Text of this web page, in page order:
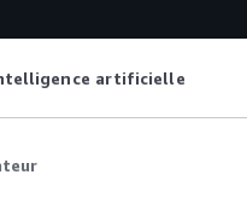
artificielle